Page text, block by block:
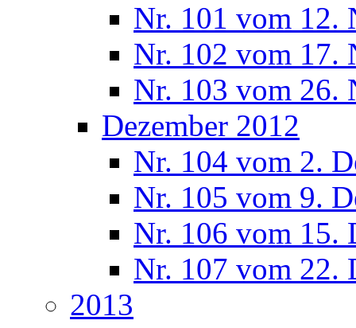
Nr. 101 vom 12.
Nr. 102 vom 17.
Nr. 103 vom 26.
Dezember 2012
Nr. 104 vom 2.
Nr. 105 vom 9.
Nr. 106 vom 15.
Nr. 107 vom 22.
2013